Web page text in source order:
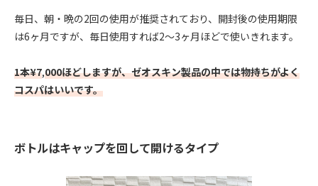
毎日、朝・晩の2回の使用が推奨されており、開封後の使用期限
は6ヶ月ですが、毎日使用すれば2〜3ヶ月ほどで使いきれます。
1本¥7,000ほどしますが、ゼオスキン製品の中では物持ちがよく
コスパはいいです。
ボトルはキャップを回して開けるタイプ